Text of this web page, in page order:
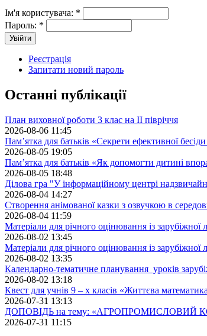
Ім'я користувача: *
Пароль: *
Реєстрація
Запитати новий пароль
Останні публікації
План виховної роботи 3 клас на II півріччя
2026-08-06 11:45
Пам’ятка для батьків «Секрети ефективної бесіди
2026-08-05 19:05
Пам’ятка для батьків «Як допомогти дитині
2026-08-05 18:48
Ділова гра "У інформаційному центрі
2026-08-04 14:27
Створення анімованої казки з озвучкою в
2026-08-04 11:59
Матеріали для річного оцінювання із зарубіжної
2026-08-02 13:45
Матеріали для річного оцінювання із зарубіжної
2026-08-02 13:35
Календарно-тематичне планування уроків
2026-08-02 13:18
Квест для учнів 9 – х класів «Життєва
2026-07-31 13:13
ДОПОВІДЬ на тему: «АГРОПРОМИСЛОВИЙ
2026-07-31 11:15